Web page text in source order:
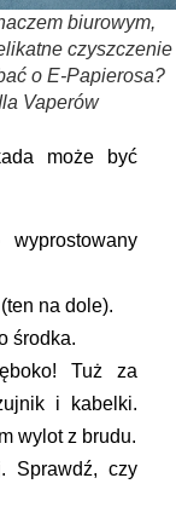
biurowym,
czyszczenie
o E-Papierosa?
Vaperów
może być
na dole).
środka.
Tuż za
i kabelki.
wylot z brudu.
Sprawdź, czy